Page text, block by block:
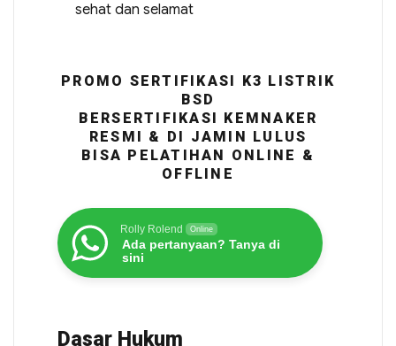
sehat dan selamat
PROMO SERTIFIKASI K3 LISTRIK
BSD
BERSERTIFIKASI KEMNAKER
RESMI & DI JAMIN LULUS
BISA PELATIHAN ONLINE &
OFFLINE
Rolly Rolend Online
Ada pertanyaan? Tanya di
sini
Dasar Hukum